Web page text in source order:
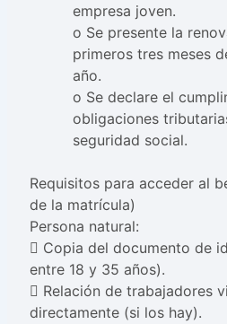
empresa joven.
o Se presente la
primeros tres meses
año.
o Se declare el
obligaciones
seguridad social.
Requisitos para acceder al
de la matrícula)
Persona natural:
 Copia del documento de
entre 18 y 35 años).
 Relación de trabajadores
directamente (si los hay).